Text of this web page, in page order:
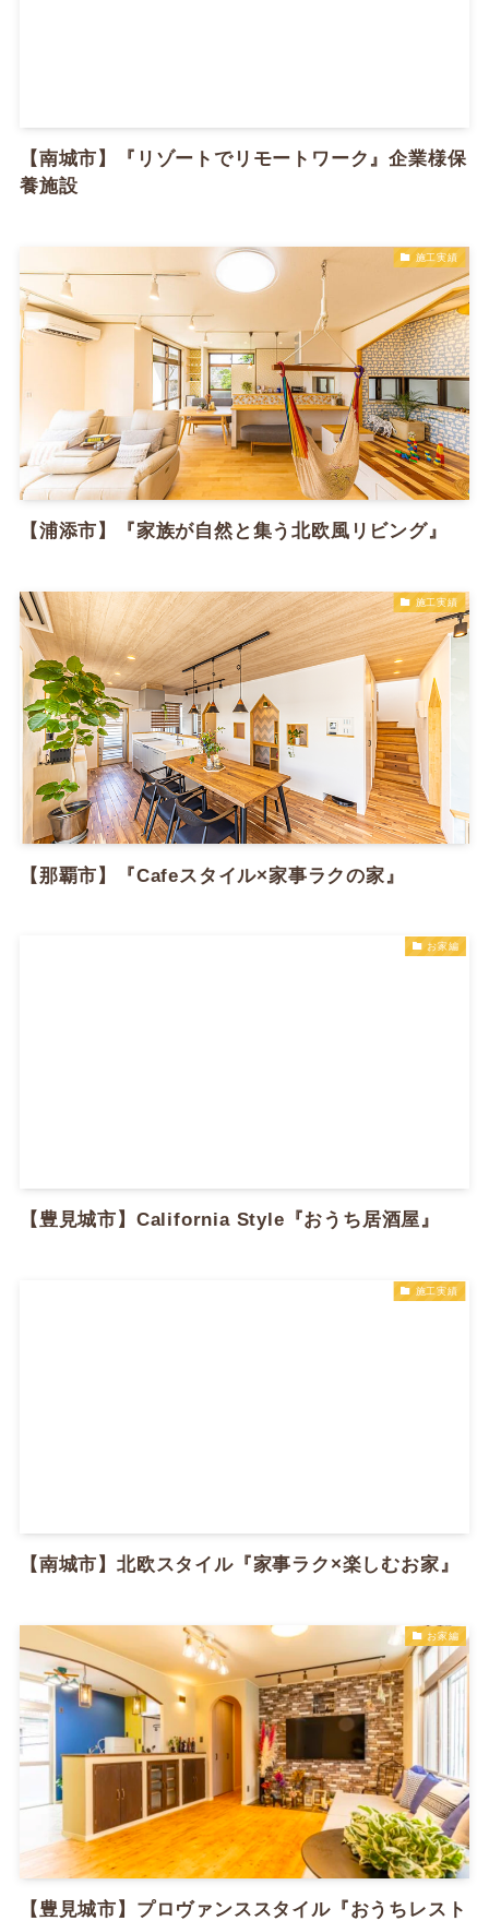
【南城市】『リゾートでリモートワーク』企業様保
養施設
施工実績
【浦添市】『家族が自然と集う北欧風リビング』
施工実績
【那覇市】『Cafeスタイル×家事ラクの家』
お家編
【豊見城市】California Style『おうち居酒屋​』
施工実績
【南城市】北欧スタイル​『家事ラク×楽しむお家』
お家編
【豊見城市】プロヴァンススタイル​『おうちレスト